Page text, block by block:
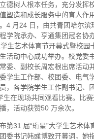
德树人根本任务，充分发挥
塑造和成长服务中的育人作
4 月24 日，由共青团哈尔滨
学院承办、亨通集团冠名协
学生艺术体育节开幕式暨校园
活动中心成功举办。校党委
委、副校长周宏根出席活动
学生工作部、校团委、电气
，各学院学生工作副书记、
生在现场共同观看比赛。比赛
，活动获赞50 万余次。
第31 届“珩星”大学生艺术体
委书记韩彧博致开幕词，她